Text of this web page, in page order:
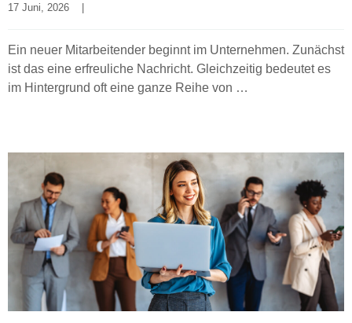
17 Juni, 2026
Ein neuer Mitarbeitender beginnt im Unternehmen. Zunächst
ist das eine erfreuliche Nachricht. Gleichzeitig bedeutet es
im Hintergrund oft eine ganze Reihe von …